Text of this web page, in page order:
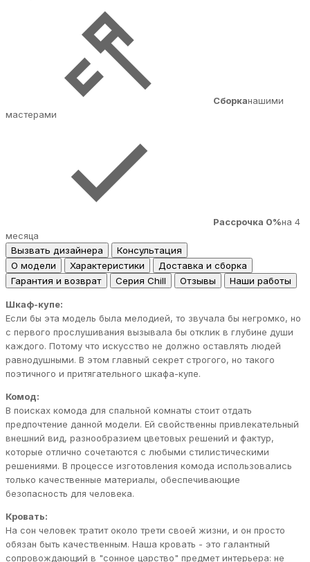
Сборканашими
мастерами
Рассрочка 0%на 4
месяца
Вызвать дизайнера
Консультация
О модели
Характеристики
Доставка и сборка
Гарантия и возврат
Серия Chill Отзывы Наши работы
Шкаф-купе:
Если бы эта модель была мелодией, то звучала бы негромко, но
с первого прослушивания вызывала бы отклик в глубине души
каждого. Потому что искусство не должно оставлять людей
равнодушными. В этом главный секрет строгого, но такого
поэтичного и притягательного шкафа-купе.
Комод:
В поисках комода для спальной комнаты стоит отдать
предпочтение данной модели. Ей свойственны привлекательный
внешний вид, разнообразием цветовых решений и фактур,
которые отлично сочетаются с любыми стилистическими
решениями. В процессе изготовления комода использовались
только качественные материалы, обеспечивающие
безопасность для человека.
Кровать:
На сон человек тратит около трети своей жизни, и он просто
обязан быть качественным. Наша кровать - это галантный
сопровождающий в "сонное царство" предмет интерьера: не